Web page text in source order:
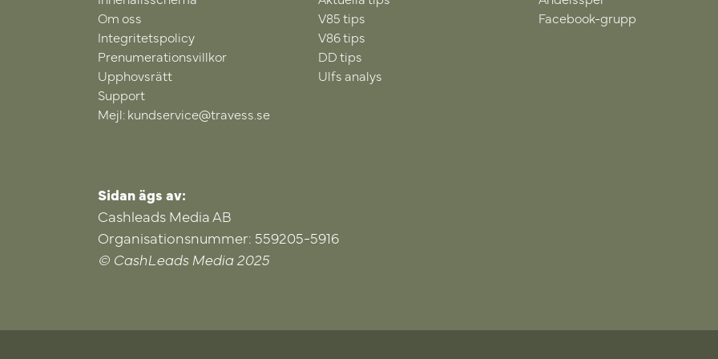
Om oss
Integritetspolicy
Prenumerationsvillkor
Upphovsrätt
Support
Mejl: kundservice@travess.se
V85 tips
V86 tips
DD tips
Ulfs analys
Facebook-grupp
Sidan ägs av:
Cashleads Media AB
Organisationsnummer: 559205-5916
© CashLeads Media 2025